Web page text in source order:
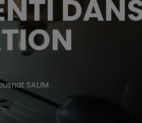
SALIM